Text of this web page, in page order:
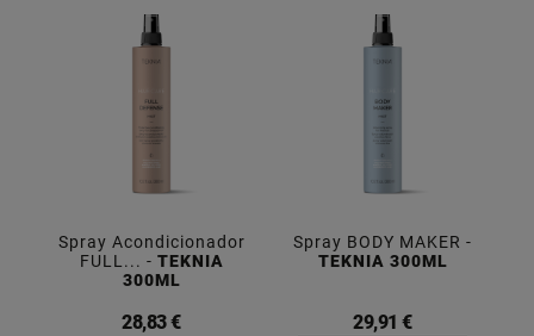
Spray Acondicionador
FULL... - TEKNIA
300ML
28,83 €
Spray BODY MAKER -
TEKNIA 300ML
29,91 €